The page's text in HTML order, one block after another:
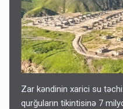
Zar kəndinin xarici su
qurğuların tikintisinə 7